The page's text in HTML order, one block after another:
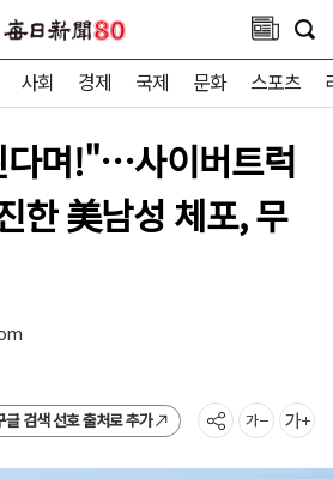
사회 경제 국제 문화 스포츠
다며!"…사이버트럭
한 美남성 체포, 무
글 검색 선호 출처로 추가